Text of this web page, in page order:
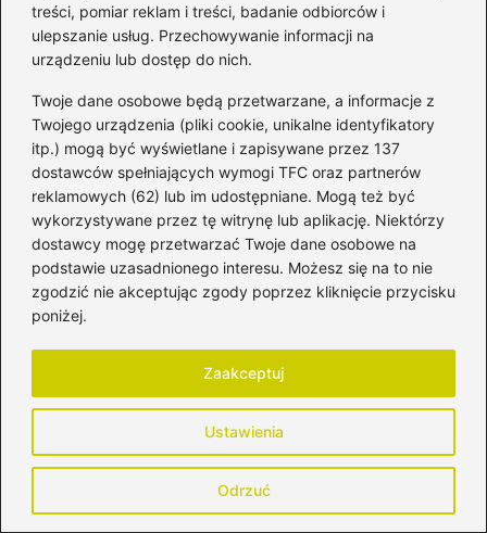
treści, pomiar reklam i treści, badanie odbiorców i
ulepszanie usług. Przechowywanie informacji na
urządzeniu lub dostęp do nich.
Twoje dane osobowe będą przetwarzane, a informacje z
Twojego urządzenia (pliki cookie, unikalne identyfikatory
itp.) mogą być wyświetlane i zapisywane przez 137
dostawców spełniających wymogi TFC oraz partnerów
reklamowych (62) lub im udostępniane. Mogą też być
wykorzystywane przez tę witrynę lub aplikację. Niektórzy
dostawcy mogę przetwarzać Twoje dane osobowe na
podstawie uzasadnionego interesu. Możesz się na to nie
zgodzić nie akceptując zgody poprzez kliknięcie przycisku
poniżej.
Ustawienia
Odrzuć
Zaakceptuj
Nazwa*
Adres email *
Witryna internetowa
Zapamiętaj moje dane w tej przeglądarce
podczas pisania kolejnych komentarzy.
Poczytaj więcej